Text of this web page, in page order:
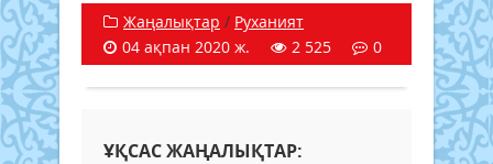
Жаңалықтар / Руханият
04 ақпан 2020 ж.
2 525 0
ҰҚСАС ЖАҢАЛЫҚТАР: